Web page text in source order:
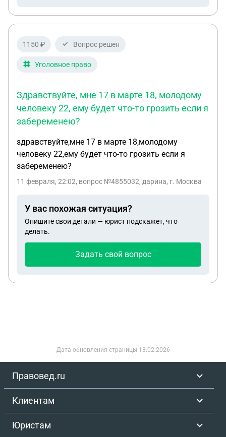
доступа у меня нет и данные по приборам учета
те же показания, зная, что квартира не пустует и в
ней постоянно живут люди.
1150 ₽ Вопрос решен
Уголовное право
Здравствуйте, мне 17 в марте 18, молодому
человеку 22, ему будет что-то грозить если я
забеременею?
здравствуйте,мне 17 в марте 18,молодому
человеку 22,ему будет что-то грозить если я
забеременею?
11 февраля, 22:02, вопрос №4855032, дарина, г. Москва
У вас похожая ситуация?
Опишите свои детали — юрист подскажет, что
делать.
Задать свой вопрос
Дата обновления страницы 13.02.2026
Правовед.ru
Клиентам
Юристам